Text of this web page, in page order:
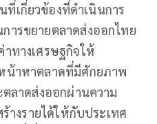
เกี่ยวข้องที่ดำเนินการ
ารขยายตลาดส่งออกไทย
ทางเศรษฐกิจให้
น้าหาตลาดที่มีศักยภาพ
ลาดส่งออกผ่านความ
ร้างรายได้ให้กับประเทศ